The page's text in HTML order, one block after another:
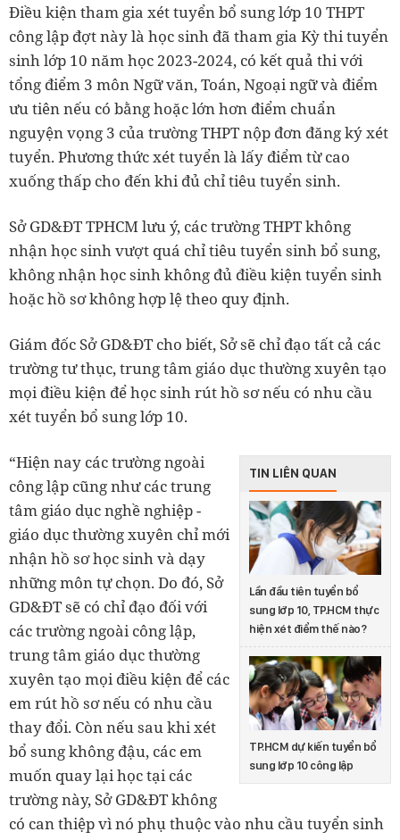
Điều kiện tham gia xét tuyển bổ sung lớp 10 THPT
công lập đợt này là học sinh đã tham gia Kỳ thi tuyển
sinh lớp 10 năm học 2023-2024, có kết quả thi với
tổng điểm 3 môn Ngữ văn, Toán, Ngoại ngữ và điểm
ưu tiên nếu có bằng hoặc lớn hơn điểm chuẩn
nguyện vọng 3 của trường THPT nộp đơn đăng ký xét
tuyển. Phương thức xét tuyển là lấy điểm từ cao
xuống thấp cho đến khi đủ chỉ tiêu tuyển sinh.
Sở GD&ĐT TPHCM lưu ý, các trường THPT không
nhận học sinh vượt quá chỉ tiêu tuyển sinh bổ sung,
không nhận học sinh không đủ điều kiện tuyển sinh
hoặc hồ sơ không hợp lệ theo quy định.
Giám đốc Sở GD&ĐT cho biết, Sở sẽ chỉ đạo tất cả các
trường tư thục, trung tâm giáo dục thường xuyên tạo
mọi điều kiện để học sinh rút hồ sơ nếu có nhu cầu
xét tuyển bổ sung lớp 10.
TIN LIÊN QUAN
Lần đầu tiên tuyển bổ
sung lớp 10, TP.HCM thực
hiện xét điểm thế nào?
TP.HCM dự kiến tuyển bổ
sung lớp 10 công lập
“Hiện nay các trường ngoài
công lập cũng như các trung
tâm giáo dục nghề nghiệp -
giáo dục thường xuyên chỉ mới
nhận hồ sơ học sinh và dạy
những môn tự chọn. Do đó, Sở
GD&ĐT sẽ có chỉ đạo đối với
các trường ngoài công lập,
trung tâm giáo dục thường
xuyên tạo mọi điều kiện để các
em rút hồ sơ nếu có nhu cầu
thay đổi. Còn nếu sau khi xét
bổ sung không đậu, các em
muốn quay lại học tại các
trường này, Sở GD&ĐT không
có can thiệp vì nó phụ thuộc vào nhu cầu tuyển sinh